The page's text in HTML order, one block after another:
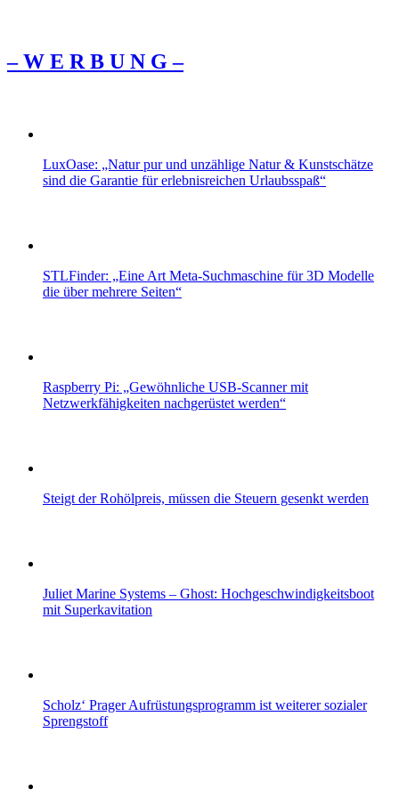
– W Ε R Β U Ν G –
LuxOase: „Natur pur und unzählige Natur & Kunstschätze
sind die Garantie für erlebnisreichen Urlaubsspaß“
STLFinder: „Eine Art Meta-Suchmaschine für 3D Modelle
die über mehrere Seiten“
Raspberry Pi: „Gewöhnliche USB-Scanner mit
Netzwerkfähigkeiten nachgerüstet werden“
Steigt der Rohölpreis, müssen die Steuern gesenkt werden
Juliet Marine Systems – Ghost: Hochgeschwindigkeitsboot
mit Superkavitation
Scholz‘ Prager Aufrüstungsprogramm ist weiterer sozialer
Sprengstoff